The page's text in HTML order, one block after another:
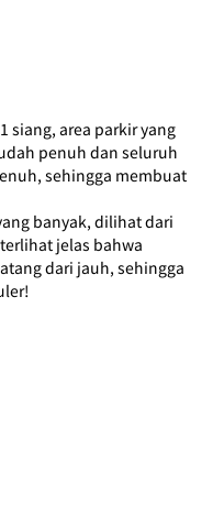
siang, area parkir yang
penuh dan seluruh
sehingga membuat
banyak, dilihat dari
jelas bahwa
dari jauh, sehingga